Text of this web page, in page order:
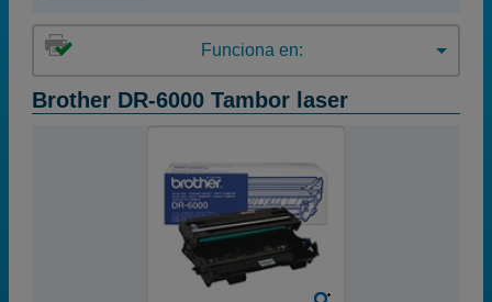
Funciona en:
Brother DR-6000 Tambor laser